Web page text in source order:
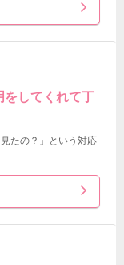
をしてくれて丁
たの？」という対応